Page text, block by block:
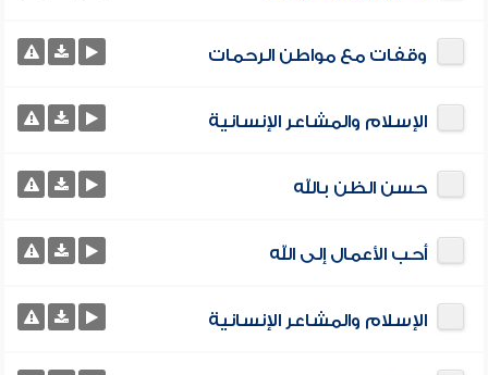
وقفات مع مواطن الرحمات
الإسلام والمشاعر الإنسانية
حسن الظن بالله
أحب الأعمال إلى الله
الإسلام والمشاعر الإنسانية